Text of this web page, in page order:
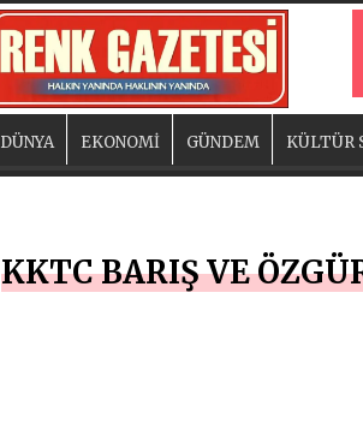
DÜNYA EKONOMİ GÜNDEM KÜLTÜR
KKTC BARIŞ VE